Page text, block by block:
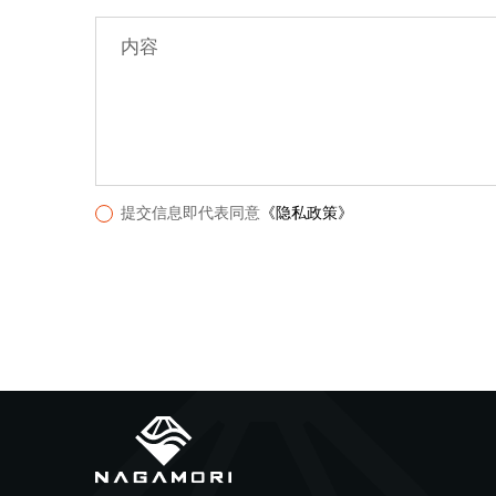
内容
提交信息即代表同意《隐私政策》